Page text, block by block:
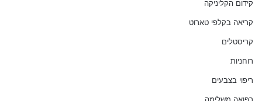
קידום הקליניקה
קריאה בקלפי טארוט
קריסטלים
רוחניות
ריפוי בצבעים